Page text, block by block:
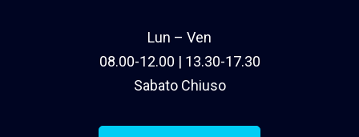
Lun – Ven
08.00-12.00 | 13.30-17.30
Sabato Chiuso